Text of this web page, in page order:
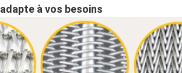
adapte à vos besoins